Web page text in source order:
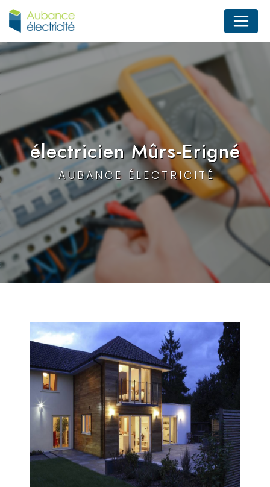
électricien Mûrs-Erigné
AUBANCE ÉLECTRICITÉ
Panneau de gestion des cookies